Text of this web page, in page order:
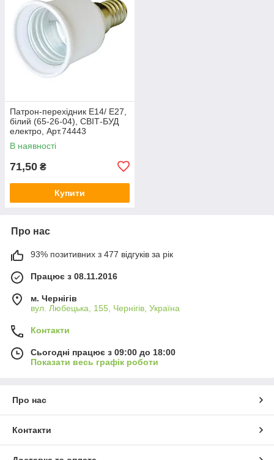
Патрон-перехідник Е14/ Е27,
білий (65-26-04), СВІТ-БУД
електро, Арт.74443
В наявності
71,50 ₴
Купити
Про нас
93% позитивних з 477 відгуків за рік
Працює з 08.11.2016
м. Чернігів
вул. Любецька, 155, Чернігів, Україна
Контакти
Сьогодні працює з 09:00 до 18:00
Показати весь графік роботи
Про нас
Контакти